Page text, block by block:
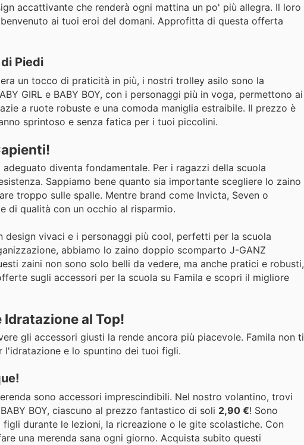
accattivante che renderà ogni mattina un po' più allegra. Il loro
ai tuoi eroi del domani. Approfitta di questa offerta
Piedi
un tocco di praticità in più, i nostri trolley asilo sono la
GIRL e BABY BOY, con i personaggi più in voga, permettono ai
a ruote robuste e una comoda maniglia estraibile. Il prezzo è
sprintoso e senza fatica per i tuoi piccolini.
diventa fondamentale. Per i ragazzi della scuola
Sappiamo bene quanto sia importante scegliere lo zaino
troppo sulle spalle. Mentre brand come Invicta, Seven o
di qualità con un occhio al risparmio.
vivaci e i personaggi più cool, perfetti per la scuola
abbiamo lo zaino doppio scomparto J-GANZ
zaini non sono solo belli da vedere, ma anche pratici e robusti,
sugli accessori per la scuola su Famila e scopri il migliore
al Top!
gli accessori giusti la rende ancora più piacevole. Famila non ti
l'idratazione e lo spuntino dei tuoi figli.
sono accessori imprescindibili. Nel nostro volantino, trovi
BOY, ciascuno al prezzo fantastico di soli 2,90 €! Sono
durante le lezioni, la ricreazione o le gite scolastiche. Con
una merenda sana ogni giorno. Acquista subito questi